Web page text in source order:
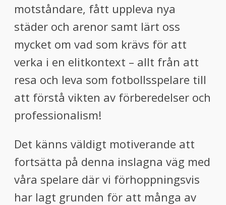
motståndare, fått uppleva nya
städer och arenor samt lärt oss
mycket om vad som krävs för att
verka i en elitkontext – allt från att
resa och leva som fotbollsspelare till
att förstå vikten av förberedelser och
professionalism!
Det känns väldigt motiverande att
fortsätta på denna inslagna väg med
våra spelare där vi förhoppningsvis
har lagt grunden för att många av